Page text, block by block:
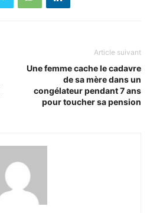
Article suivant
Une femme cache le cadavre
de sa mère dans un
congélateur pendant 7 ans
pour toucher sa pension